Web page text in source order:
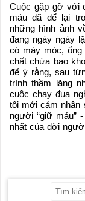
Cuộc gặp gỡ với
máu đã để lại
những hình ảnh
đang ngày ngày
có máy móc, ống
chất chứa bao
để ý rằng, sau
trình thầm lặng
cuộc chạy đua
tôi mới cảm nhận
người “giữ máu”
nhất của đời